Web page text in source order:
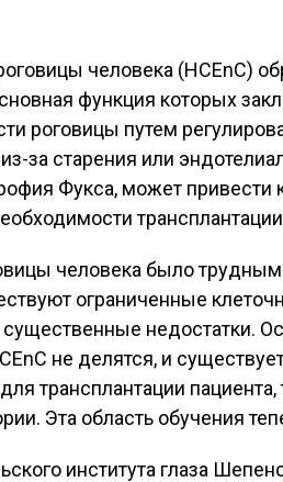
человека (HCEnC)
функция которых
роговицы путем
за старения или
Фукса, может привести
человека было
ограниченные
недостатки.
не делятся, и
трансплантации пациента,
Эта область обучения
института глаза